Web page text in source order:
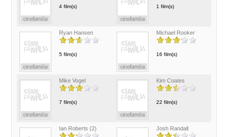
4 film(s) 1 film(s)
Ryan Hansen
5 film(s)
Michael Rooker
16 film(s)
Mike Vogel
7 film(s)
Kim Coates
22 film(s)
Ian Roberts (2) Josh Randall